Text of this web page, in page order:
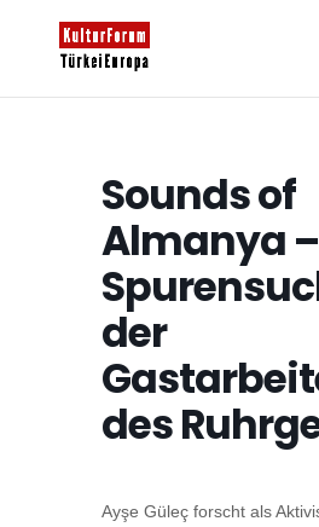
Sounds of
Almanya
der
des
Ayşe Güleç forscht als